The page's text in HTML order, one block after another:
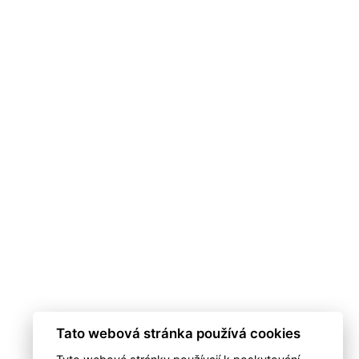
Tato webová stránka používá cookies